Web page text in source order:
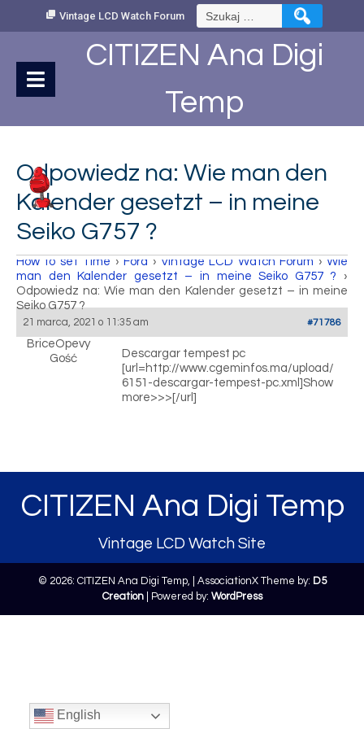
Vintage LCD Watch Forum Szukaj:
CITIZEN Ana Digi
Temp
Odpowiedz na: Wie man den
Kalender gesetzt – in meine
Seiko G757 ?
How to set Time › Fora › Vintage LCD Watch Forum › Wie
man den Kalender gesetzt – in meine Seiko G757 ?
›
Odpowiedz na: Wie man den Kalender gesetzt – in meine
Seiko G757 ?
21 marca, 2021 o 11:35 am #71786
BriceOpevy
Gość
Descargar tempest pc
[url=http://www.cgeminfos.ma/upload/
6151-descargar-tempest-pc.xml]Show
more>>>[/url]
CITIZEN Ana Digi Temp
Vintage LCD Watch Site
© 2026: CITIZEN Ana Digi Temp, | AssociationX Theme by: D5
Creation| Powered by: WordPress
English